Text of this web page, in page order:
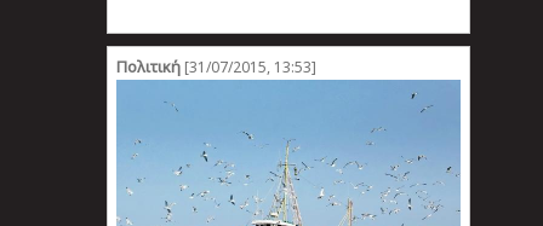
Πολιτική[31/07/2015, 13:53]